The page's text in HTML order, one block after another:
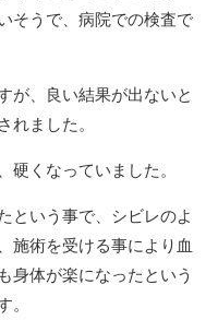
そうで、病院での検査で
が、良い結果が出ないと
れました。
硬くなっていました。
という事で、シビレのよ
施術を受ける事により血
身体が楽になったという
。